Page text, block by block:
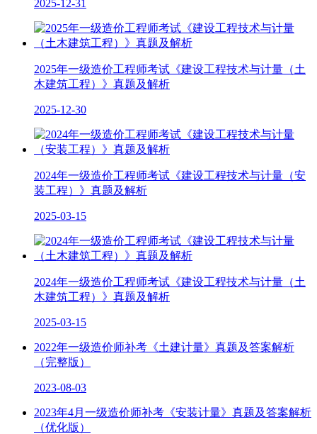
2025-12-31
2025年一级造价工程师考试《建设工程技术与计量（土
木建筑工程）》真题及解析
2025-12-30
2024年一级造价工程师考试《建设工程技术与计量（安
装工程）》真题及解析
2025-03-15
2024年一级造价工程师考试《建设工程技术与计量（土
木建筑工程）》真题及解析
2025-03-15
2022年一级造价师补考《土建计量》真题及答案解析
（完整版）
2023-08-03
2023年4月一级造价师补考《安装计量》真题及答案解析
（优化版）